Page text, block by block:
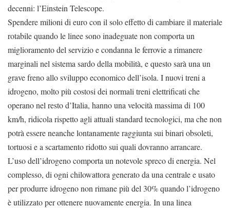
decenni: l’Einstein Telescope.
Spendere milioni di euro con il solo effetto di cambiare il materiale
rotabile quando le linee sono inadeguate non comporta un
miglioramento del servizio e condanna le ferrovie a rimanere
marginali nel sistema sardo della mobilità, e questo sarà una un
grave freno allo sviluppo economico dell’isola. I nuovi treni a
idrogeno, molto più costosi dei normali treni elettrificati che
operano nel resto d’Italia, hanno una velocità massima di 100
km/h, ridicola rispetto agli attuali standard tecnologici, ma che non
potrà essere neanche lontanamente raggiunta sui binari obsoleti,
tortuosi e a scartamento ridotto sui quali dovranno arrancare.
L’uso dell’idrogeno comporta un notevole spreco di energia. Nel
complesso, di ogni chilowattora generato da una centrale e usato
per produrre idrogeno non rimane più del 30% quando l’idrogeno
è utilizzato per ottenere nuovamente energia. In una linea